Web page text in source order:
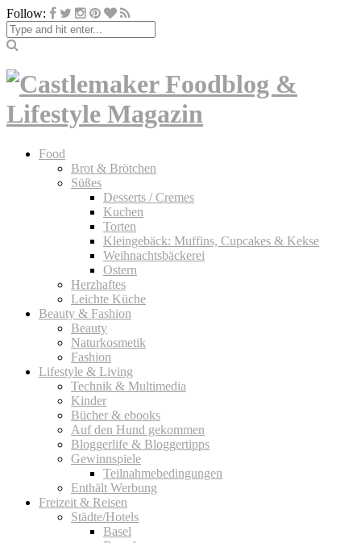
Follow:
Food
Brot & Brötchen
Süßes
Desserts / Cremes
Kuchen
Torten
Kleingebäck: Muffins, Cupcakes & Kekse
Weihnachtsbäckerei
Ostern
Herzhaftes
Leichte Küche
Beauty & Fashion
Beauty
Naturkosmetik
Fashion
Lifestyle & Living
Technik & Multimedia
Kinder
Bücher & ebooks
Auf den Hund gekommen
Bloggerlife & Bloggertipps
Gewinnspiele
Teilnahmebedingungen
Enthält Werbung
Freizeit & Reisen
Städte/Hotels
Basel